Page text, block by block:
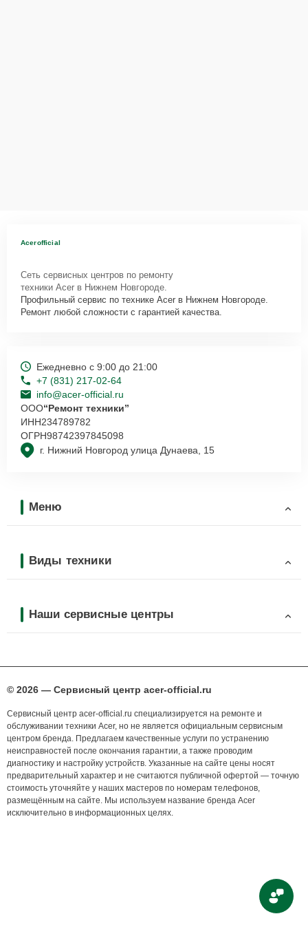
Acerofficial
Сеть сервисных центров по ремонту
техники Acer в Нижнем Новгороде.
Профильный сервис по технике Acer в Нижнем Новгороде.
Ремонт любой сложности с гарантией качества.
г. Нижний Новгород улица Дунаева, 15
Ежедневно с 9:00 до 21:00
+7 (831) 217-02-64
info@acer-official.ru
ООО“Ремонт техники”
ИНН234789782
ОГРН98742397845098
Меню
Виды техники
Наши сервисные центры
© 2026 — Сервисный центр acer-official.ru
Сервисный центр acer-official.ru специализируется на ремонте и
обслуживании техники Acer, но не является официальным сервисным
центром бренда. Предлагаем качественные услуги по устранению
неисправностей после окончания гарантии, а также проводим
диагностику и настройку устройств. Указанные на сайте цены носят
предварительный характер и не считаются публичной офертой — точную
стоимость уточняйте у наших мастеров по номерам телефонов,
размещённым на сайте. Мы используем название бренда Acer
исключительно в информационных целях.